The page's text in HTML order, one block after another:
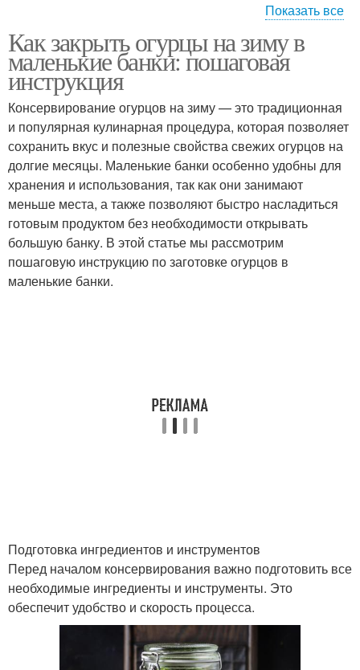
утепления
обработки
Инструменты для
деревообработки
Инструменты для
ремонта
Инструменты для
тонировки
Показать все
Как закрыть огурцы на зиму в
маленькие банки: пошаговая
инструкция
Консервирование огурцов на зиму — это традиционная
и популярная кулинарная процедура, которая позволяет
сохранить вкус и полезные свойства свежих огурцов на
долгие месяцы. Маленькие банки особенно удобны для
хранения и использования, так как они занимают
меньше места, а также позволяют быстро насладиться
готовым продуктом без необходимости открывать
большую банку. В этой статье мы рассмотрим
пошаговую инструкцию по заготовке огурцов в
маленькие банки.
Подготовка ингредиентов и инструментов
Перед началом консервирования важно подготовить все
необходимые ингредиенты и инструменты. Это
обеспечит удобство и скорость процесса.